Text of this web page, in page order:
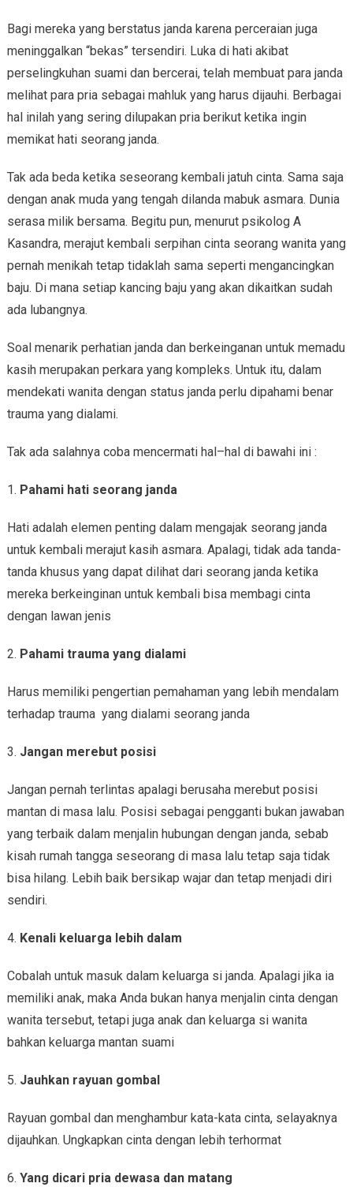
Bagi mereka yang berstatus janda karena perceraian juga
meninggalkan “bekas” tersendiri. Luka di hati akibat
perselingkuhan suami dan bercerai, telah membuat para janda
melihat para pria sebagai mahluk yang harus dijauhi. Berbagai
hal inilah yang sering dilupakan pria berikut ketika ingin
memikat hati seorang janda.
Tak ada beda ketika seseorang kembali jatuh cinta. Sama saja
dengan anak muda yang tengah dilanda mabuk asmara. Dunia
serasa milik bersama. Begitu pun, menurut psikolog A
Kasandra, merajut kembali serpihan cinta seorang wanita yang
pernah menikah tetap tidaklah sama seperti mengancingkan
baju. Di mana setiap kancing baju yang akan dikaitkan sudah
ada lubangnya.
Soal menarik perhatian janda dan berkeinganan untuk memadu
kasih merupakan perkara yang kompleks. Untuk itu, dalam
mendekati wanita dengan status janda perlu dipahami benar
trauma yang dialami.
Tak ada salahnya coba mencermati hal–hal di bawahi ini :
1. Pahami hati seorang janda
Hati adalah elemen penting dalam mengajak seorang janda
untuk kembali merajut kasih asmara. Apalagi, tidak ada tanda-
tanda khusus yang dapat dilihat dari seorang janda ketika
mereka berkeinginan untuk kembali bisa membagi cinta
dengan lawan jenis
2. Pahami trauma yang dialami
Harus memiliki pengertian pemahaman yang lebih mendalam
terhadap trauma yang dialami seorang janda
3. Jangan merebut posisi
Jangan pernah terlintas apalagi berusaha merebut posisi
mantan di masa lalu. Posisi sebagai pengganti bukan jawaban
yang terbaik dalam menjalin hubungan dengan janda, sebab
kisah rumah tangga seseorang di masa lalu tetap saja tidak
bisa hilang. Lebih baik bersikap wajar dan tetap menjadi diri
sendiri.
4. Kenali keluarga lebih dalam
Cobalah untuk masuk dalam keluarga si janda. Apalagi jika ia
memiliki anak, maka Anda bukan hanya menjalin cinta dengan
wanita tersebut, tetapi juga anak dan keluarga si wanita
bahkan keluarga mantan suami
5. Jauhkan rayuan gombal
Rayuan gombal dan menghambur kata-kata cinta, selayaknya
dijauhkan. Ungkapkan cinta dengan lebih terhormat
6. Yang dicari pria dewasa dan matang